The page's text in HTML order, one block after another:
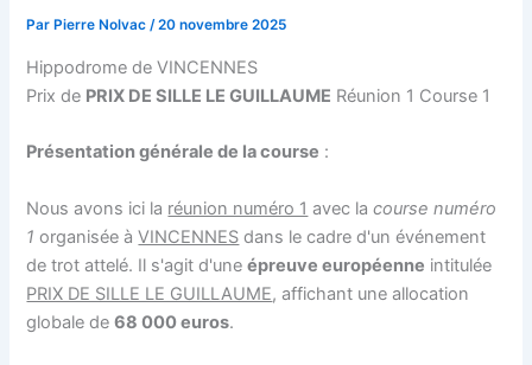
Par Pierre Nolvac/20 novembre 2025
Hippodrome de VINCENNES
Prix de PRIX DE SILLE LE GUILLAUME Réunion 1 Course 1
Présentation générale de la course :
Nous avons ici la réunion numéro 1 avec lacourse numéro
1 organisée àVINCENNES dans le cadre d'un événement
de trot attelé. Il s'agit d'uneépreuve européenne intitulée
PRIX DE SILLE LE GUILLAUME, affichant une allocation
globale de68 000 euros.